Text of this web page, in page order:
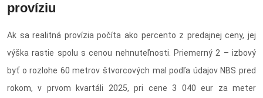
províziu
Ak sa realitná provízia počíta ako percento z predajnej ceny, jej
výška rastie spolu s cenou nehnuteľnosti. Priemerný 2 – izbový
byť o rozlohe 60 metrov štvorcových mal podľa údajov NBS pred
rokom, v prvom kvartáli 2025, pri cene 3 040 eur za meter